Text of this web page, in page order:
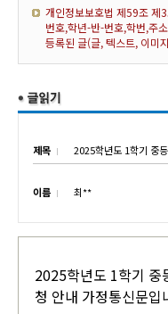
개인정보보호법 제59조 제
번호,학년-반-번호,학번,주
등록된 글(글, 텍스트, 이미
제목
이름 최**
2025학년도 1학기 중
청 안내 가정통신문입